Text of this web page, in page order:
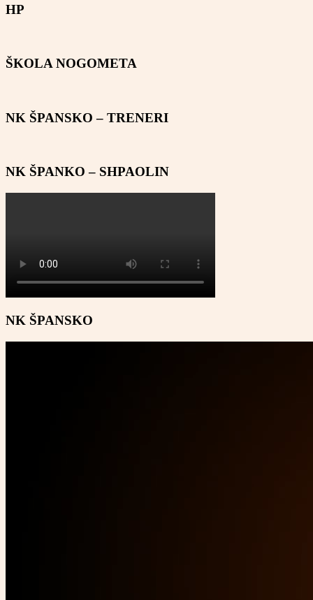
HP
ŠKOLA NOGOMETA
NK ŠPANSKO – TRENERI
NK ŠPANKO – SHPAOLIN
NK ŠPANSKO